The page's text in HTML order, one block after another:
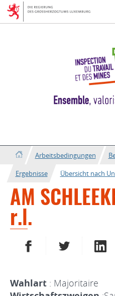
Zur
Navigation
Zum
Inhalt
Arbeitsbedingungen
Ergebnisse
Übersicht nach
AM
r.l.
AUF FACEBOOK TEILEN
AUF
Wahlart : Majoritaire